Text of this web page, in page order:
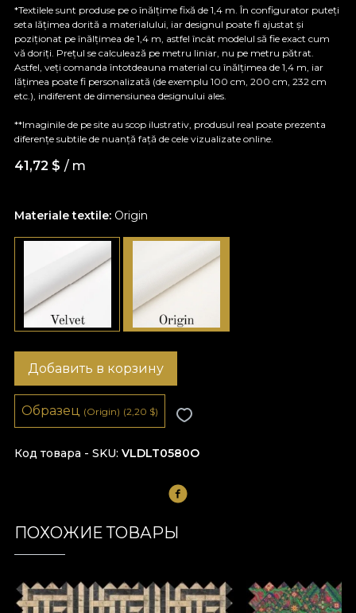
Materiale textile: Origin
*Textilele sunt produse pe o înălțime fixă de 1,4 m. În configurator puteți
seta lățimea dorită a materialului, iar designul poate fi ajustat și
poziționat pe înălțimea de 1,4 m, astfel încât modelul să fie exact cum
vă doriți. Prețul se calculează pe metru liniar, nu pe metru pătrat.
Astfel, veți comanda întotdeauna material cu înălțimea de 1,4 m, iar
lățimea poate fi personalizată (de exemplu 100 cm, 200 cm, 232 cm
etc.), indiferent de dimensiunea designului ales.
**Imaginile de pe site au scop ilustrativ, produsul real poate prezenta
diferențe subtile de nuanță față de cele vizualizate online.
41,72 $ / m
Код товара - SKU VLDLT0580O
Добавить в корзину
Образец (Origin) (2,20 $)
ПОХОЖИЕ ТОВАРЫ